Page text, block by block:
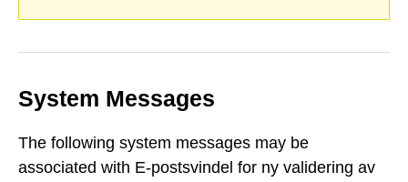
System Messages
The following system messages may be
associated with E-postsvindel for ny validering av